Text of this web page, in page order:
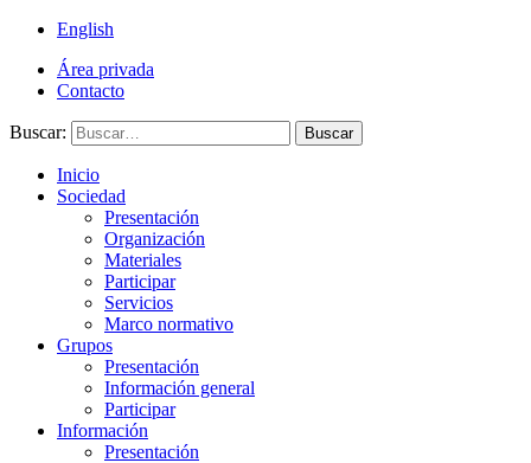
English
Área privada
Contacto
Buscar: Buscar
Inicio
Sociedad
Presentación
Organización
Materiales
Participar
Servicios
Marco normativo
Grupos
Presentación
Información general
Participar
Información
Presentación